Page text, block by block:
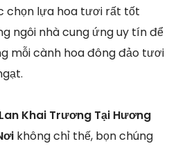
chọn lựa hoa tươi rất tốt
ngôi nhà cung ứng uy tín để
mỗi cành hoa đông đảo tươi
Khai Trương Tại Hương
không chỉ thế, bọn chúng